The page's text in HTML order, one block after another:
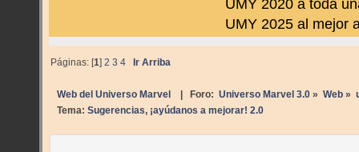
UMY 2020 a toda
UMY 2025 al mejor
Páginas: [1]2 3 4 Ir Arriba
Web del Universo Marvel | Foro: Universo Marvel 3.0» Web»
Tema: Sugerencias, ¡ayúdanos a mejorar! 2.0